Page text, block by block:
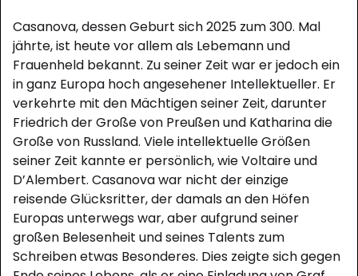
Casanova, dessen Geburt sich 2025 zum 300. Mal
jährte, ist heute vor allem als Lebemann und
Frauenheld bekannt. Zu seiner Zeit war er jedoch ein
in ganz Europa hoch angesehener Intellektueller. Er
verkehrte mit den Mächtigen seiner Zeit, darunter
Friedrich der Große von Preußen und Katharina die
Große von Russland. Viele intellektuelle Größen
seiner Zeit kannte er persönlich, wie Voltaire und
D’Alembert. Casanova war nicht der einzige
reisende Glücksritter, der damals an den Höfen
Europas unterwegs war, aber aufgrund seiner
großen Belesenheit und seines Talents zum
Schreiben etwas Besonderes. Dies zeigte sich gegen